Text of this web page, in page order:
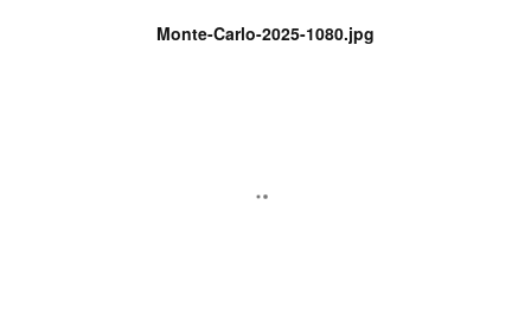
Monte-Carlo-2025-1080.jpg